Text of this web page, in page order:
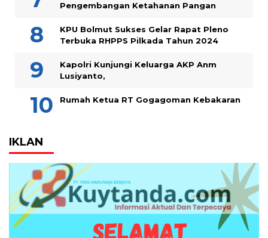
Pengembangan Ketahanan Pangan
KPU Bolmut Sukses Gelar Rapat Pleno
Terbuka RHPPS Pilkada Tahun 2024
Kapolri Kunjungi Keluarga AKP Anm
Lusiyanto,
Rumah Ketua RT Gogagoman Kebakaran
IKLAN